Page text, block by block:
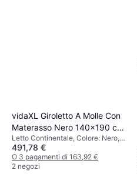
vidaXL Giroletto A Molle Con
Materasso Nero 140x190 cm
In Tessuto Arredamento Casa
& Cucina Letto Continentale
Letto Continentale, Colore: Nero,
Riempimento: Schiuma, Materiale:
Poliestere, Tessuto, Fermezza:
Medio
491,78 €
O 3 pagamenti di 163,92 €
2 negozi